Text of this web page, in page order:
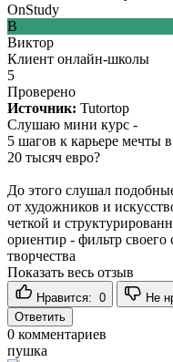
OnStudy
В
Виктор
Клиент онлайн-школы
5
Проверено
Источник: Tutortop
Слушаю мини курс -
5 шагов к карьере мечты
20 тысяч евро?
До этого слушал
от художников и
четкой и
ориентир - фильтр своего
творчества
Показать весь отзыв
Нравится: 0 Не
Ответить
0 комментариев
пушка